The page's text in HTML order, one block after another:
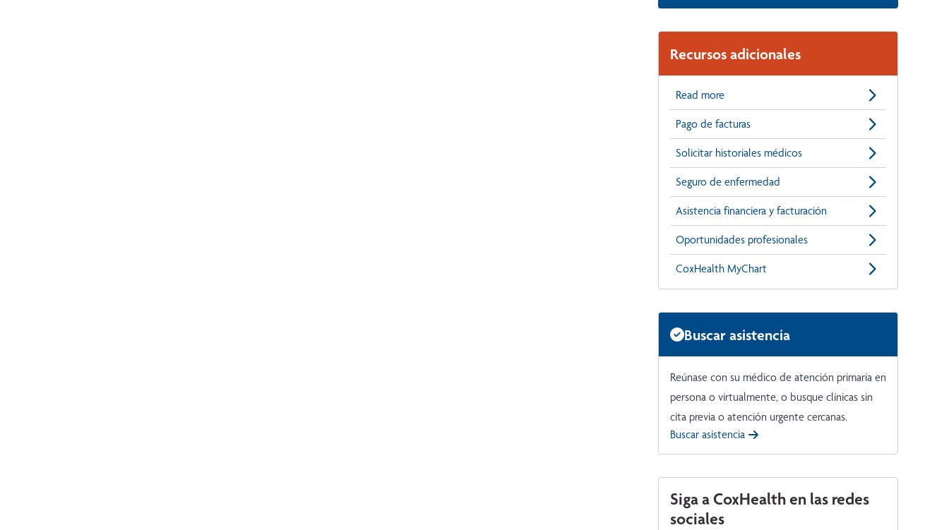
Recursos adicionales
Read more
Pago de facturas
Solicitar historiales médicos
Seguro de enfermedad
Asistencia financiera y facturación
Oportunidades profesionales
CoxHealth MyChart
Buscar asistencia
Reúnase con su médico de atención primaria en
persona o virtualmente, o busque clínicas sin
cita previa o atención urgente cercanas.
Buscar asistencia
Siga a CoxHealth en las redes
sociales